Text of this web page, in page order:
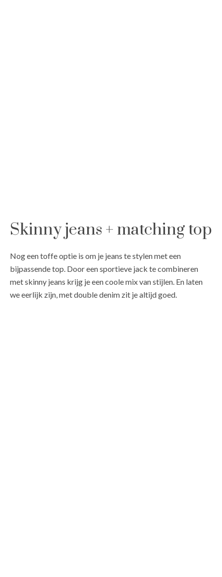
Skinny jeans + matching top
Nog een toffe optie is om je jeans te stylen met een
bijpassende top. Door een sportieve jack te combineren
met skinny jeans krijg je een coole mix van stijlen. En laten
we eerlijk zijn, met double denim zit je altijd goed.